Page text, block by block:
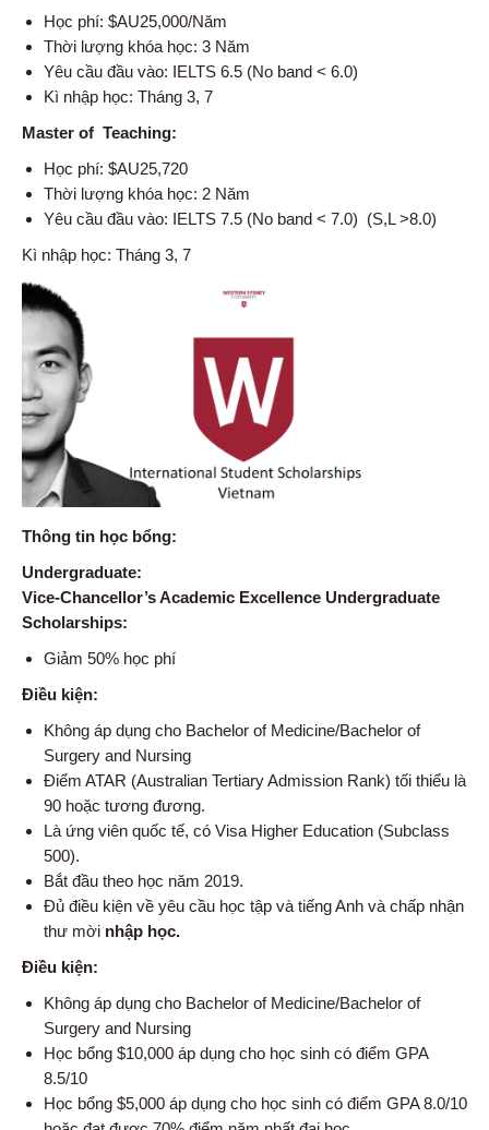
Học phí: $AU25,000/Năm
Thời lượng khóa học: 3 Năm
Yêu cầu đầu vào: IELTS 6.5 (No band < 6.0)
Kì nhập học: Tháng 3, 7
Master of Teaching:
Học phí: $AU25,720
Thời lượng khóa học: 2 Năm
Yêu cầu đầu vào: IELTS 7.5 (No band < 7.0) (S,L >8.0)
Kì nhập học: Tháng 3, 7
Thông tin học bổng:
Undergraduate:
Vice-Chancellor’s Academic Excellence Undergraduate
Scholarships:
Giảm 50% học phí
Điều kiện:
Không áp dụng cho Bachelor of Medicine/Bachelor of
Surgery and Nursing
Điểm ATAR (Australian Tertiary Admission Rank) tối thiểu là
90 hoặc tương đương.
Là ứng viên quốc tế, có Visa Higher Education (Subclass
500).
Bắt đầu theo học năm 2019.
Đủ điều kiện về yêu cầu học tập và tiếng Anh và chấp nhận
thư mời nhập học.
Điều kiện:
Không áp dụng cho Bachelor of Medicine/Bachelor of
Surgery and Nursing
Học bổng $10,000 áp dụng cho học sinh có điểm GPA
8.5/10
Học bổng $5,000 áp dụng cho học sinh có điểm GPA 8.0/10